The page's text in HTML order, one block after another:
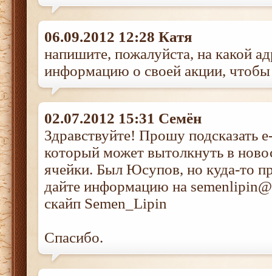
06.09.2012 12:28 Катя
напишите, пожалуйста, на какой
информацию о своей акции, чтобы
02.07.2012 15:31 Семён
Здравствуйте! Прошу подсказать
который может вытолкнуть в
ячейки. Был Юсупов, но куда-то
дайте информацию на
скайп Semen_Lipin
Спасибо.